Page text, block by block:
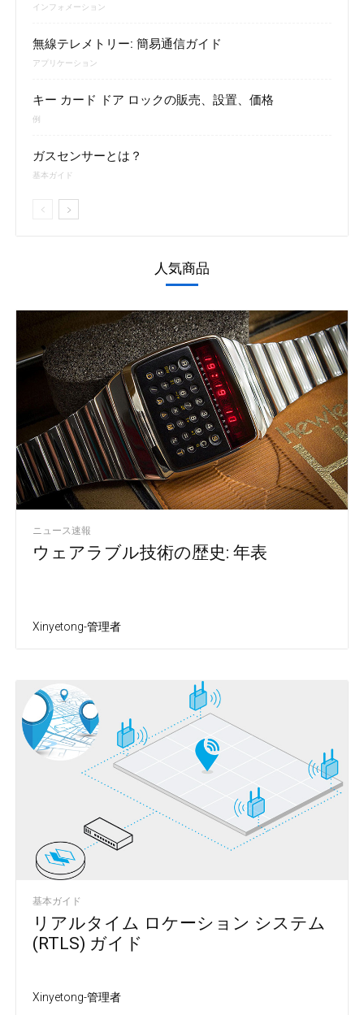
インフォメーション
無線テレメトリー: 簡易通信ガイド
アプリケーション
キー カード ドア ロックの販売、設置、価格
例
ガスセンサーとは？
基本ガイド
人気商品
ニュース速報
ウェアラブル技術の歴史: 年表
Xinyetong-管理者
基本ガイド
リアルタイム ロケーション システム
(RTLS) ガイド
Xinyetong-管理者